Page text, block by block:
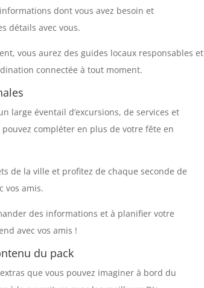
dont vous avez besoin et
détails avec vous.
vous aurez des guides locaux responsables et
connectée à tout moment.
large éventail d’excursions, de services et
pouvez compléter en plus de votre fête en
de la ville et profitez de chaque seconde de
vos amis.
des informations et à planifier votre
avec vos amis !
du pack
que vous pouvez imaginer à bord du